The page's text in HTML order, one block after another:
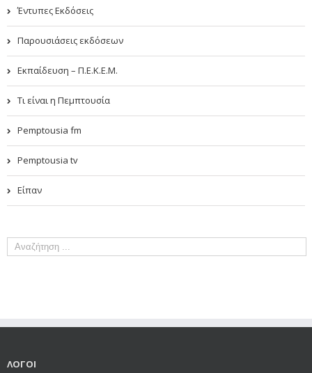
Έντυπες Εκδόσεις
Παρουσιάσεις εκδόσεων
Εκπαίδευση – Π.Ε.Κ.Ε.Μ.
Τι είναι η Πεμπτουσία
Pemptousia fm
Pemptousia tv
Είπαν
ΛΟΓΟΙ